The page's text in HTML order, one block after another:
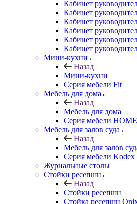
Кабинет
Кабинет
Кабинет
Кабинет
Кабинет
Кабинет
Мини-кухни
Назад
Мини-кухни
Серия мебели Fit
Мебель для дома
Назад
Мебель для дома
Серия мебели
Мебель для залов суда
Назад
Мебель для залов
Серия мебели Kodex
Журнальные столы
Стойки ресепшн
Назад
Стойки ресепшн
Стойка ресепшн